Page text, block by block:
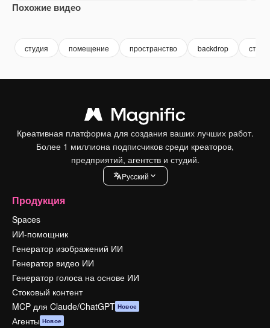
Похожие видео
студия помещение пространство backdrop
Креативная платформа для создания ваших лучших работ.
Более 1 миллиона подписчиков среди креаторов,
предприятий, агентств и студий.
Pусский
Продукция
Spaces
ИИ-помощник
Генератор изображений ИИ
Генератор видео ИИ
Генератор голоса на основе ИИ
Стоковый контент
MCP для Claude/ChatGPT Новое
Агенты Новое